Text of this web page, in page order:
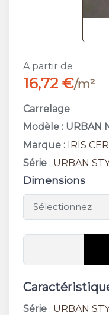
A partir de
16,72 €/m²
Carrelage
Modèle : URBAN
Marque : IRIS
Série : URBAN
Dimensions
Série : URBAN